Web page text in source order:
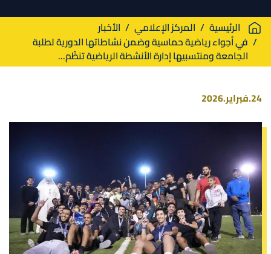
Breadcrumb
الرئيسية المركز الإعلامي
الأخبار
في أجواء رياضية حماسية وضمن نشاطاتها الدورية لطلبة
الجامعة ومنتسبيها إدارة الأنشطة الرياضية تنظّم...
24.فبراير.2026